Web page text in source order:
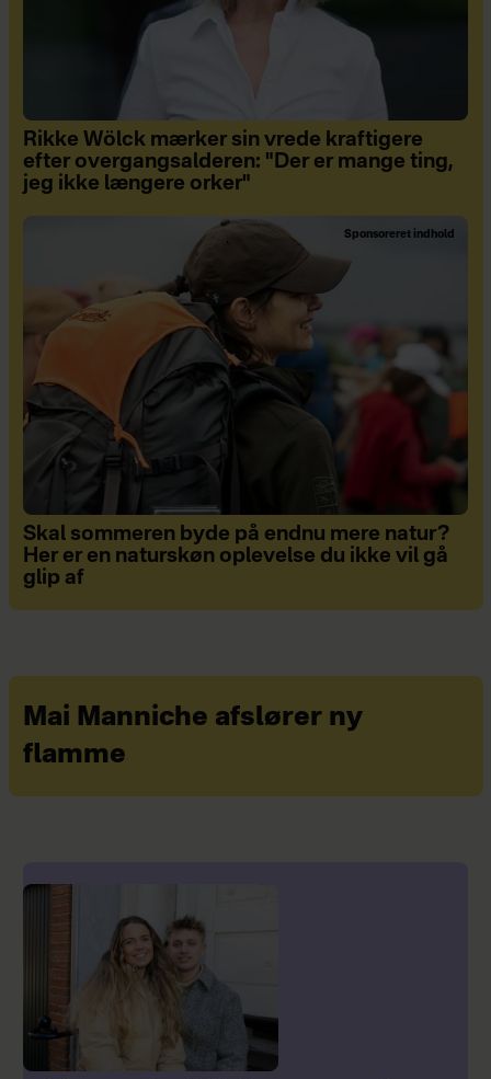
Rikke Wölck mærker sin vrede kraftigere
efter overgangsalderen: "Der er mange ting,
jeg ikke længere orker"
Sponsoreret indhold
Skal sommeren byde på endnu mere natur?
Her er en naturskøn oplevelse du ikke vil gå
glip af
Mai Manniche afslører ny
flamme